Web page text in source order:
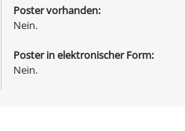
Poster vorhanden:
Nein.
Poster in elektronischer Form:
Nein.